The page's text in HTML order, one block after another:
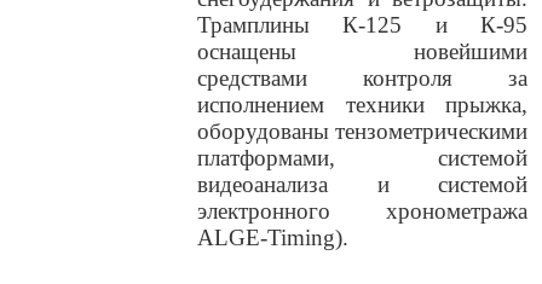
Трамплины К-125 и К-95
оснащены новейшими
средствами контроля за
исполнением техники прыжка,
оборудованы тензометрическими
платформами, системой
видеоанализа и системой
электронного хронометража
ALGE-Timing).